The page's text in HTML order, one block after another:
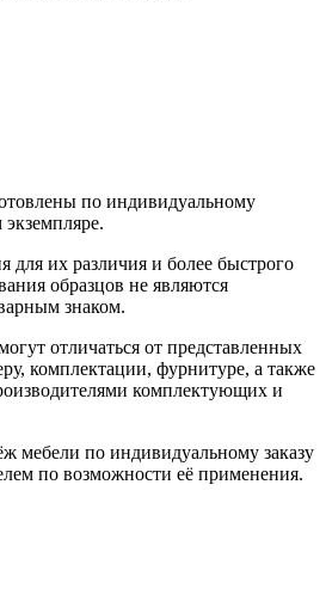
по индивидуальному
для их различия и более быстрого
образцов не являются
знаком.
отличаться от представленных
комплектации, фурнитуре, а также
комплектующих и
мебели по индивидуальному заказу
по возможности её применения.